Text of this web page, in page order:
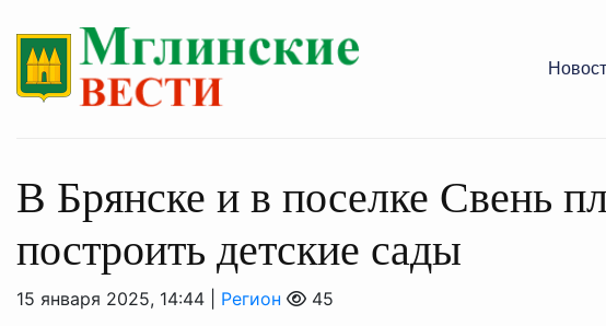
В Брянске и в поселке Свень
построить детские сады
15 января 2025, 14:44 | Регион 45